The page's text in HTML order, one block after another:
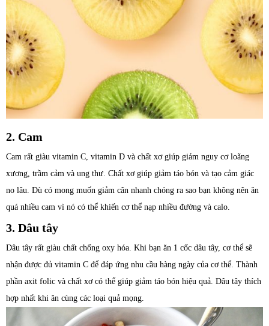
2. Cam
Cam rất giàu vitamin C, vitamin D và chất xơ giúp giảm nguy cơ loãng
xương, trầm cảm và ung thư. Chất xơ giúp giảm táo bón và tạo cảm giác
no lâu. Dù có mong muốn giảm cân nhanh chóng ra sao bạn không nên ăn
quá nhiều cam vì nó có thể khiến cơ thể nạp nhiều đường và calo.
3. Dâu tây
Dâu tây rất giàu chất chống oxy hóa. Khi bạn ăn 1 cốc dâu tây, cơ thể sẽ
nhận được đủ vitamin C để đáp ứng nhu cầu hàng ngày của cơ thể. Thành
phần axit folic và chất xơ có thể giúp giảm táo bón hiệu quả. Dâu tây thích
hợp nhất khi ăn cùng các loại quả mọng.